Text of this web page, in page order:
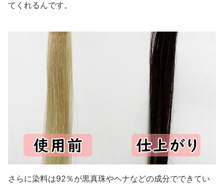
てくれるんです。
さらに染料は92％が黒真珠やヘナなどの成分でできてい